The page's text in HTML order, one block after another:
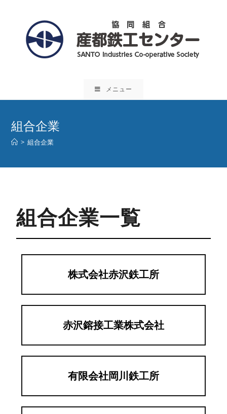
メニュー
組合企業
> 組合企業
組合企業一覧
株式会社赤沢鉄工所
赤沢鎔接工業株式会社
有限会社岡川鉄工所